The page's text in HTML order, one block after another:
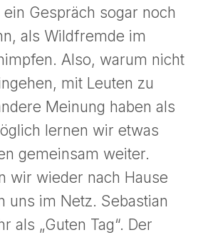
Gespräch sogar noch
als Wildfremde im
Also, warum nicht
mit Leuten zu
Meinung haben als
lernen wir etwas
gemeinsam weiter.
wir wieder nach Hause
uns im Netz. Sebastian
als „Guten Tag“. Der